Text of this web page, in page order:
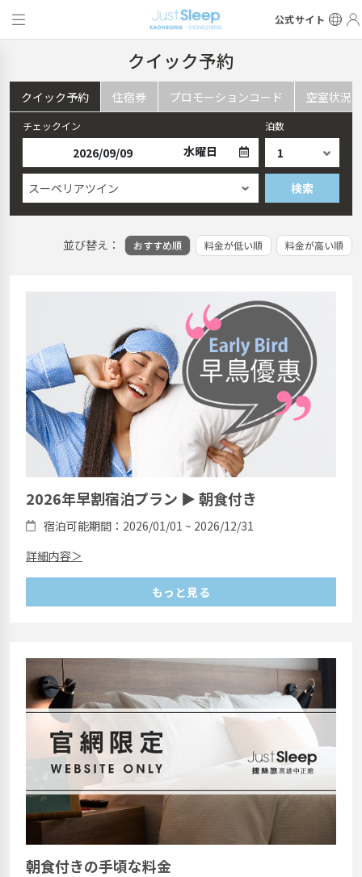
公式サイト
クイック予約
クイック予約 住宿券 プロモーションコード 空室状況
チェックイン
水曜日
泊数
スーペリアツイン 検索
並び替え： おすすめ順 料金が低い順 料金が高い順
2026年早割宿泊プラン ▶ 朝食付き
宿泊可能期間：2026/01/01 ~ 2026/12/31
詳細内容＞
もっと見る
朝食付きの手頃な料金